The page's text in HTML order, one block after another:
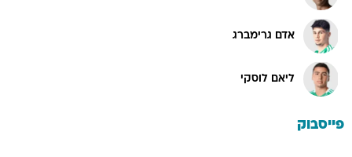
אדם גרימברג
ליאם לוסקי
פייסבוק